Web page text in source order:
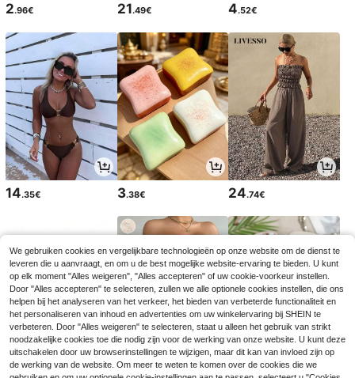
2.96€ 21.49€ 4.52€
14.35€ 3.38€ 24.74€
We gebruiken cookies en vergelijkbare technologieën op onze website om de dienst te
leveren die u aanvraagt, en om u de best mogelijke website-ervaring te bieden. U kunt
op elk moment "Alles weigeren", "Alles accepteren" of uw cookie-voorkeur instellen.
Door "Alles accepteren" te selecteren, zullen we alle optionele cookies instellen, die ons
helpen bij het analyseren van het verkeer, het bieden van verbeterde functionaliteit en
het personaliseren van inhoud en advertenties om uw winkelervaring bij SHEIN te
verbeteren. Door "Alles weigeren" te selecteren, staat u alleen het gebruik van strikt
noodzakelijke cookies toe die nodig zijn voor de werking van onze website. U kunt deze
uitschakelen door uw browserinstellingen te wijzigen, maar dit kan van invloed zijn op
de werking van de website. Om meer te weten te komen over de cookies die we